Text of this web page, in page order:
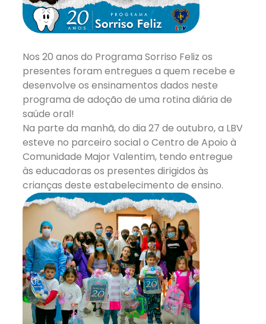
Nos 20 anos do Programa Sorriso Feliz os
presentes foram entregues a quem recebe e
desenvolve os ensinamentos dados neste
programa de adoção de uma rotina diária de
saúde oral!
Na parte da manhã, do dia 27 de outubro, a LBV
esteve no parceiro social o Centro de Apoio à
Comunidade Major Valentim, tendo entregue
às educadoras os presentes dirigidos às
crianças deste estabelecimento de ensino.